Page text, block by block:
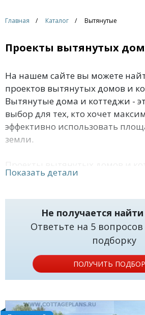
Главная Каталог Вытянутые
Проекты вытянутых
На нашем сайте вы можете
проектов вытянутых домов и
Вытянутые дома и коттеджи -
выбор для тех, кто хочет
эффективно использовать
земли.
представлены в различных
имеют два этажа, в то время
один. Какой бы стиль и
выбрали, наши проекты
реализовать свои мечты о доме.
Мы предлагаем не только
возможность заказать
вашим потребностям и
Показать детали
Не получается
Ответьте на 5
подборку
ПОЛУЧИТЬ